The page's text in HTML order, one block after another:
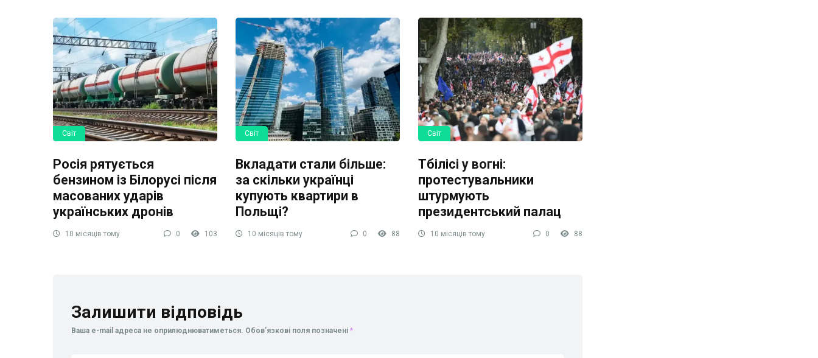
Світ
Росія рятується
бензином із Білорусі після
масованих ударів
українських дронів
10 місяців тому 0 103
Світ
Вкладати стали більше:
за скільки українці
купують квартири в
Польщі?
10 місяців тому 0 88
Світ
Тбілісі у вогні:
протестувальники
штурмують
президентський палац
10 місяців тому 0 88
Залишити відповідь
Ваша e-mail адреса не оприлюднюватиметься. Обов’язкові поля позначені *